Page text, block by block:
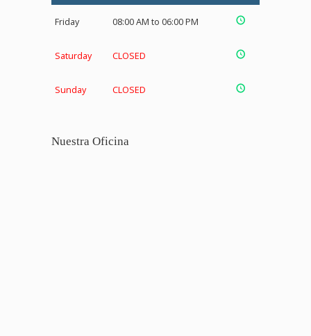
Friday 08:00 AM to 06:00 PM
Saturday CLOSED
Sunday CLOSED
Nuestra Oficina